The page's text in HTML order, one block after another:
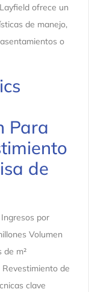
ofrece un
de manejo,
o
Para
de
por
Volumen
m²
de
clave